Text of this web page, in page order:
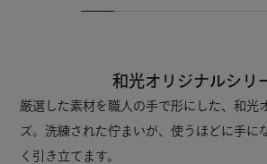
和光オリジナルシリ
厳選した素材を職人の手で形にした、和光
ズ。 洗練された佇まいが、使うほどに手に
く引き立てます。